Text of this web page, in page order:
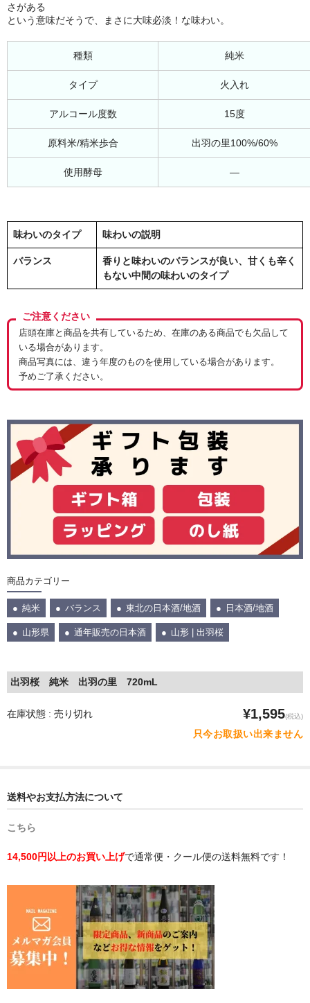
さがある
という意味だそうで、まさに大味必淡！な味わい。
種類 純米
タイプ 火入れ
アルコール度数 15度
原料米/精米歩合 出羽の里100%/60%
使用酵母 ―
味わいのタイプ 味わいの説明
バランス
香りと味わいのバランスが良い、甘くも辛く
もない中間の味わいのタイプ
ご注意ください
店頭在庫と商品を共有しているため、在庫のある商品でも欠品して
いる場合があります。
商品写真には、違う年度のものを使用している場合があります。
予めご了承ください。
商品カテゴリー
純米 バランス 東北の日本酒/地酒 日本酒/地酒
山形県 通年販売の日本酒 山形 | 出羽桜
出羽桜 純米 出羽の里 720mL
在庫状態 : 売り切れ ¥1,595(税込)
只今お取扱い出来ません
送料やお支払方法について
こちら
14,500円以上のお買い上げで通常便・クール便の送料無料です！